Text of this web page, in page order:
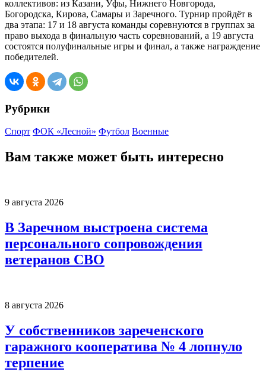
коллективов: из Казани, Уфы, Нижнего Новгорода,
Богородска, Кирова, Самары и Заречного. Турнир пройдёт в
два этапа: 17 и 18 августа команды соревнуются в группах за
право выхода в финальную часть соревнований, а 19 августа
состоятся полуфинальные игры и финал, а также награждение
победителей.
Рубрики
Спорт ФОК «Лесной» Футбол Военные
Вам также может быть интересно
9 августа 2026
В Заречном выстроена система
персонального сопровождения
ветеранов СВО
8 августа 2026
У собственников зареченского
гаражного кооператива № 4 лопнуло
терпение